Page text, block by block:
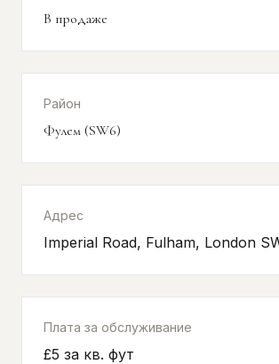
В продаже
Район
Фулем (SW6)
Адрес
Imperial Road, Fulham, London
Плата за обслуживание
£5 за кв. фут